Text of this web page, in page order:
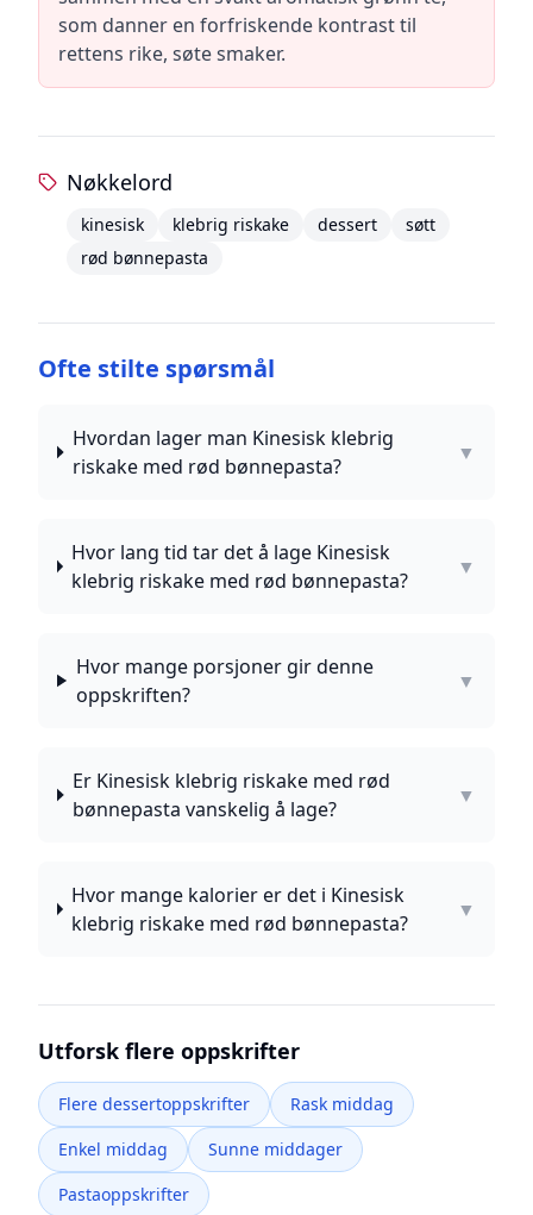
som danner en forfriskende kontrast til
rettens rike, søte smaker.
Nøkkelord
kinesisk klebrig riskake dessert
søtt
rød bønnepasta
Ofte stilte spørsmål
Hvordan lager man Kinesisk klebrig
riskake med rød bønnepasta?
▼
Hvor lang tid tar det å lage Kinesisk
klebrig riskake med rød bønnepasta?
▼
Hvor mange porsjoner gir denne
oppskriften?
▼
Er Kinesisk klebrig riskake med rød
bønnepasta vanskelig å lage?
▼
Hvor mange kalorier er det i Kinesisk
klebrig riskake med rød bønnepasta?
▼
Utforsk flere oppskrifter
Flere dessertoppskrifter
Rask middag
Enkel middag
Sunne middager
Pastaoppskrifter